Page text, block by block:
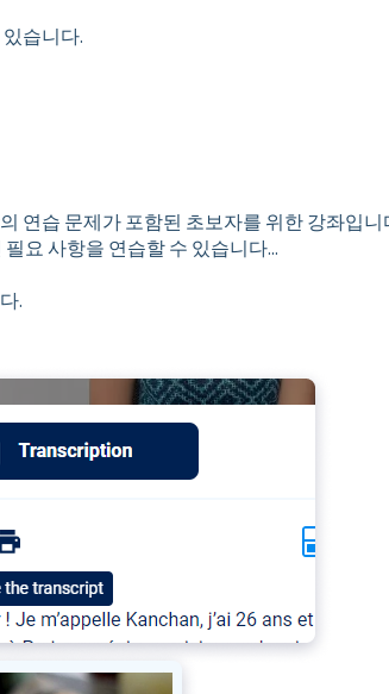
습니다.
연습 문제가 포함된 초보자를 위한 강좌입니
요 사항을 연습할 수 있습니다...
.